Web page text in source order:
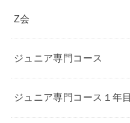
Z会
ジュニア専門コース
ジュニア専門コース１年目